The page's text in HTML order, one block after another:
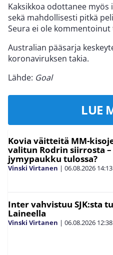
Kaksikkoa odottanee
sekä mahdollisesti pitkä
Seura ei ole kommentoinut
Australian pääsarja
koronaviruksen takia.
Lähde: Goal
LUE
Kovia väitteitä MM-
valitun Rodrin siirrosta –
jymypaukku tulossa?
Vinski Virtanen | 06.08.2026 14:13
Inter vahvistuu SJK:sta
Laineella
Vinski Virtanen | 06.08.2026 12:38